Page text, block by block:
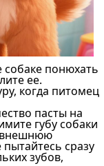
собаке понюхать
ее.
когда питомец
пасты на
губу собаки
внешнюю
сразу
зубов,